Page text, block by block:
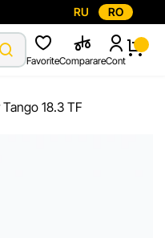
RU RO
FavoriteComparareCont
18.3 TF